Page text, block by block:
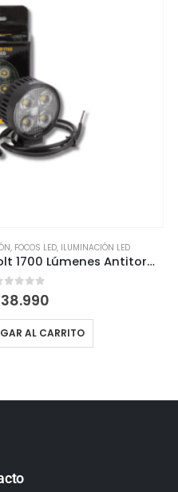
,ILUMINACIÓN LED
out of 5
1.990
AL CARRITO